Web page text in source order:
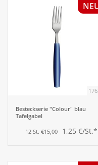
Küchenmöbel
Besteckserie "Colour" blau
Tafelgabel
12 St. €15,00 1,25 €/St.*